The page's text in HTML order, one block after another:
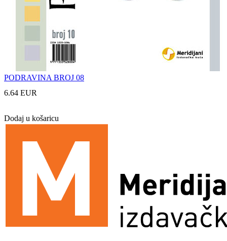
PODRAVINA BROJ 08
6.64 EUR
Dodaj u košaricu